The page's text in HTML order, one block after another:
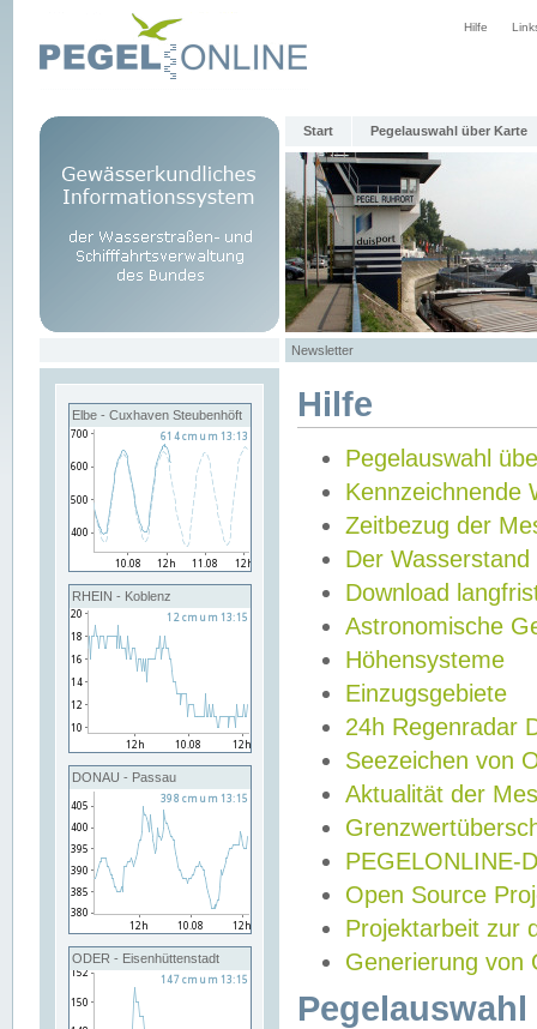
Hilfe
Start Pegelauswahl über Karte
Newsletter
Elbe - Cuxhaven Steubenhöft
RHEIN - Koblenz
DONAU - Passau
ODER - Eisenhüttenstadt
Hilfe
Pegelauswahl
Kennzeichnende
Zeitbezug der
Der Wasserstand
Download
Astronomische
Höhensysteme
Einzugsgebiete
24h Regenradar
Seezeichen von
Aktualität der
PEGELONLINE-
Open Source
Projektarbeit zur
Generierung von